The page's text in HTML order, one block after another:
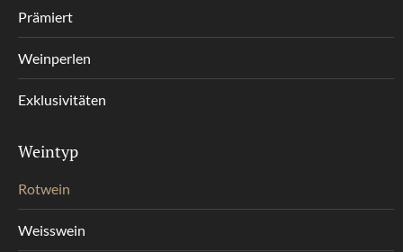
Prämiert
Weinperlen
Exklusivitäten
Weintyp
Rotwein
Weisswein